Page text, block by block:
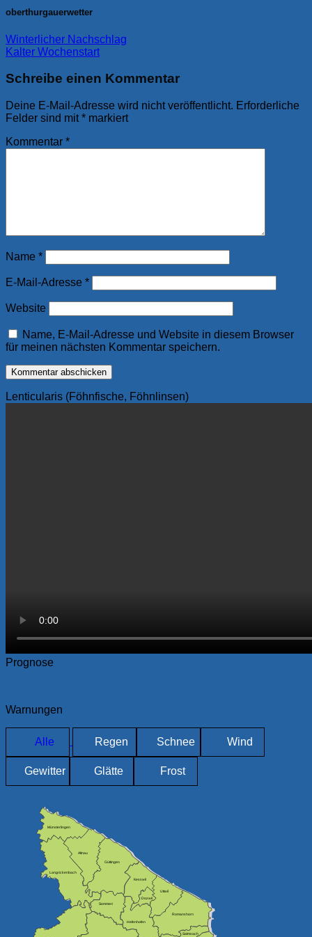
oberthurgauerwetter
Winterlicher Nachschlag
Kalter Wochenstart
Schreibe einen Kommentar
Deine E-Mail-Adresse wird nicht veröffentlicht. Erforderliche
Felder sind mit* markiert
Kommentar *
Name *
E-Mail-Adresse *
Website
Name, E-Mail-Adresse und Website in diesem Browser
für meinen nächsten Kommentar speichern.
Lenticularis (Föhnfische, Föhnlinsen)
Prognose
Warnungen
Alle Regen Schnee Wind
Gewitter Glätte Frost
Münsterlingen
Langrickenbach
Altnau
Güttingen
Kesswil
Dozwil
Uttwil
Romanshorn
Salmsach
Hefenhofen
Sommeri